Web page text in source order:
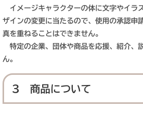
イメージキャラクターの体に文字やイラ
ザインの変更に当たるので、使用の承認申
真を重ねることはできません。
特定の企業、団体や商品を応援、紹介、
ん。
3 商品について